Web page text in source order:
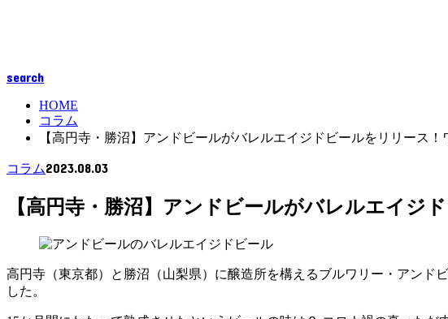
search
HOME
コラム
【高円寺・勝沼】アンドビールがバレルエイジドビールをリリース
コラム2023.08.03
【高円寺・勝沼】アンドビールがバレルエイジ
高円寺（東京都）と勝沼（山梨県）に醸造所を構えるブルワリー・アンド
した。